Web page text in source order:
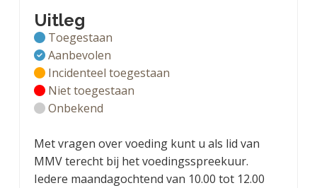
Uitleg
Toegestaan
Aanbevolen
Incidenteel toegestaan
Niet toegestaan
Onbekend
Met vragen over voeding kunt u als lid van
MMV terecht bij het voedingsspreekuur.
Iedere maandagochtend van 10.00 tot 12.00